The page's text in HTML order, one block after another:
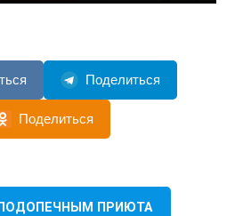
Поделиться
Поделиться
ПРИЮТА